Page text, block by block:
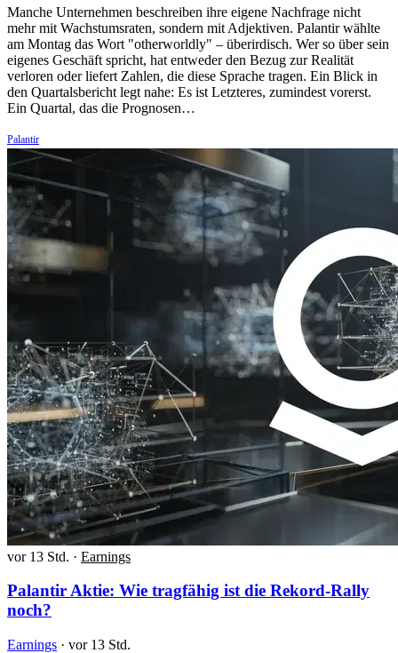
Manche Unternehmen beschreiben ihre eigene Nachfrage nicht
mehr mit Wachstumsraten, sondern mit Adjektiven. Palantir wählte
am Montag das Wort "otherworldly" – überirdisch. Wer so über sein
eigenes Geschäft spricht, hat entweder den Bezug zur Realität
verloren oder liefert Zahlen, die diese Sprache tragen. Ein Blick in
den Quartalsbericht legt nahe: Es ist Letzteres, zumindest vorerst.
Ein Quartal, das die Prognosen…
Palantir
vor 13 Std. · Earnings
Palantir Aktie: Wie tragfähig ist die Rekord-Rally
noch?
Earnings · vor 13 Std.